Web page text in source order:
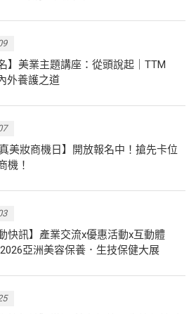
】美業主題講座：從頭說起｜TTM
外養護之道
真美妝商機日】開放報名中！搶先卡位
機！
快訊】產業交流x優惠活動x互動體
亞洲美容保養．生技保健大展